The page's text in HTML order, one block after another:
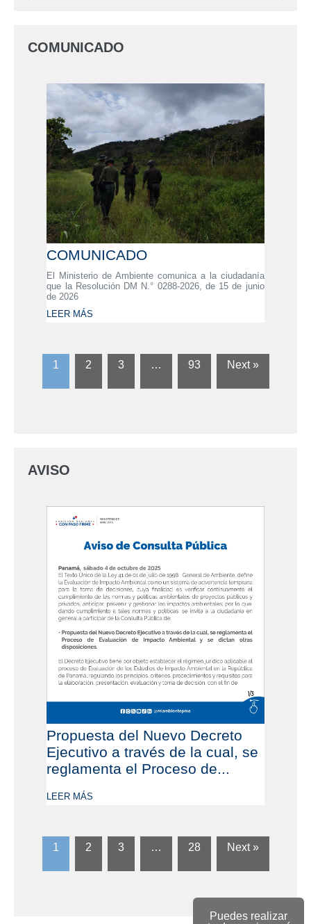
Puedes realizar
COMUNICADO
COMUNICADO
El Ministerio de Ambiente comunica a la ciudadanía
que la Resolución DM N.° 0288-2026, de 15 de junio
de 2026
LEER MÁS
1 2 3 … 93 Next »
AVISO
Propuesta del Nuevo Decreto
Ejecutivo a través de la cual, se
reglamenta el Proceso de...
LEER MÁS
1 2 3 … 28 Next »